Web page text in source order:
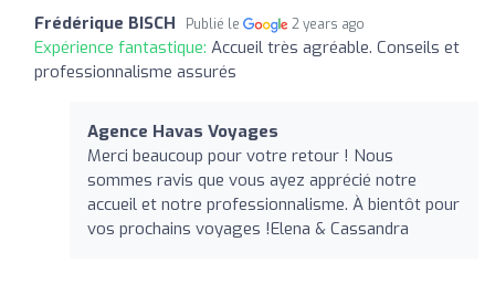
Frédérique BISCH Publié le 2 years ago
Expérience fantastique: Accueil très agréable. Conseils et
professionnalisme assurés
Agence Havas Voyages
Merci beaucoup pour votre retour ! Nous
sommes ravis que vous ayez apprécié notre
accueil et notre professionnalisme. À bientôt pour
vos prochains voyages !Elena & Cassandra